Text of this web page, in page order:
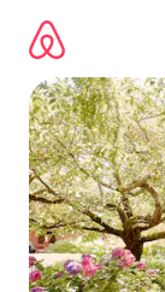
directement
contenu